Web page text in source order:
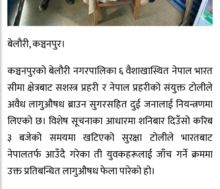
बेलौरी, कञ्चनपुर।
कञ्चनपुरको बेलौरी नगरपालिका ६ वैशाखास्थित नेपाल भारत
सीमा क्षेत्रबाट सशस्त्र प्रहरी र नेपाल प्रहरीको संयुक्त टोलीले
अवैध लागुऔषध ब्राउन सुगरसहित दुई जनालाई नियन्त्रणमा
लिएको छ। विशेष सूचनाका आधारमा शनिबार दिउँसो करिब
३ बजेको समयमा खटिएको सुरक्षा टोलीले भारतबाट
नेपालतर्फ आउँदै गरेका ती युवकहरूलाई जाँच गर्ने क्रममा
उक्त प्रतिबन्धित लागुऔषध फेला पारेको हो।